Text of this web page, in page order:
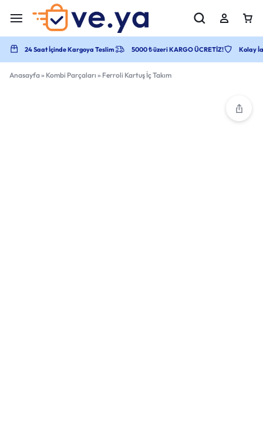
24 Saat İçinde Kargoya Teslim 5000 ₺ üzeri KARGO ÜCRETİZ! Kolay
Anasayfa» Kombi Parçaları » Ferroli Kartuş İç Takım